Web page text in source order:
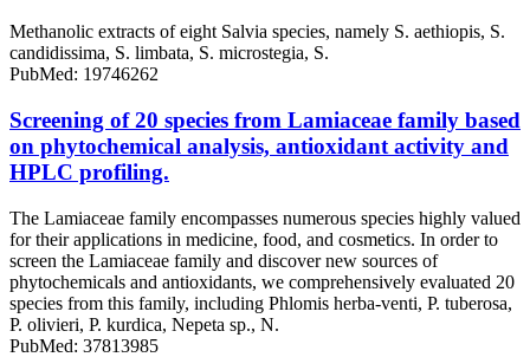
Methanolic extracts of eight Salvia species, namely S. aethiopis, S.
candidissima, S. limbata, S. microstegia, S.
PubMed: 19746262
Screening of 20 species from Lamiaceae family based
on phytochemical analysis, antioxidant activity and
HPLC profiling.
The Lamiaceae family encompasses numerous species highly valued
for their applications in medicine, food, and cosmetics. In order to
screen the Lamiaceae family and discover new sources of
phytochemicals and antioxidants, we comprehensively evaluated 20
species from this family, including Phlomis herba-venti, P. tuberosa,
P. olivieri, P. kurdica, Nepeta sp., N.
PubMed: 37813985